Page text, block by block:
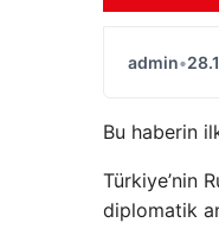
admin•
Bu haberin
Türkiye’nin
diplomatik